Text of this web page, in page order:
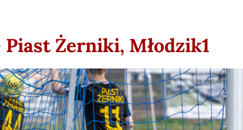
Piast Żerniki, Młodzik1